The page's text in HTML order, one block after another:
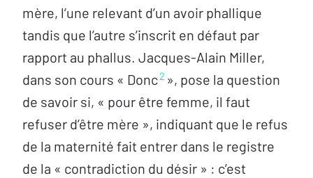
mère, l’une relevant d’un avoir phallique
tandis que l’autre s’inscrit en défaut par
rapport au phallus. Jacques-Alain Miller,
dans son cours « Donc2 », pose la question
de savoir si, « pour être femme, il faut
refuser d’être mère », indiquant que le refus
de la maternité fait entrer dans le registre
de la « contradiction du désir » : c’est